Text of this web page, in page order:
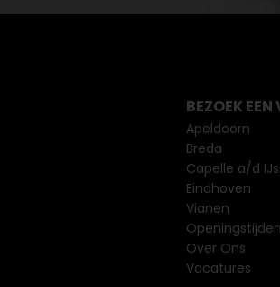
BEZOEK
Apeldoorn
Breda
Capelle a/d
Eindhoven
Vianen
Openingstijden
Over Ons
Vacatures